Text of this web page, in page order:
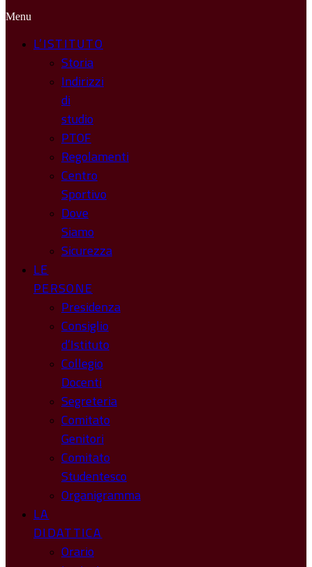
Menu
L’ISTITUTO
Storia
Indirizzi
di
studio
PTOF
Regolamenti
Centro
Sportivo
Dove
Siamo
Sicurezza
LE
PERSONE
Presidenza
Consiglio
d’Istituto
Collegio
Docenti
Segreteria
Comitato
Genitori
Comitato
Studentesco
Organigramma
LA
DIDATTICA
Orario